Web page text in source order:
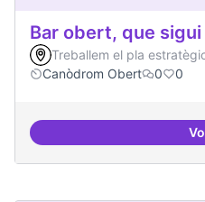
Bar obert, que
Treballem el pla
Canòdrom Obert
0 0